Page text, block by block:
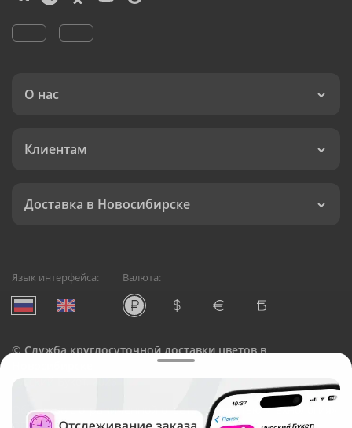
О нас
Клиентам
Доставка в Новосибирске
Язык интерфейса: Валюта:
©Служба круглосуточной доставки цветов в
Русский Букет, 2026
Общество с ограниченной ответственностью «Технология»